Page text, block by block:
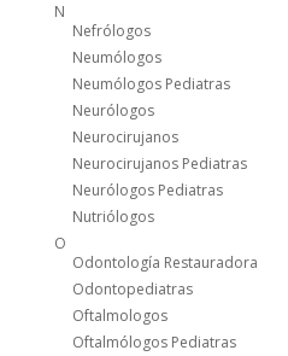
N
Nefrólogos
Neumólogos
Neumólogos Pediatras
Neurólogos
Neurocirujanos
Neurocirujanos Pediatras
Neurólogos Pediatras
Nutriólogos
O
Odontología Restauradora
Odontopediatras
Oftalmologos
Oftalmólogos Pediatras